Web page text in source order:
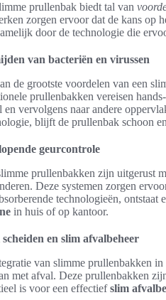
prullenbak biedt tal van
zorgen ervoor dat de kans op
door de technologie die
van bacteriën en virussen
de grootste voordelen van een
prullenbakken vereisen
en vervolgens naar andere
blijft de prullenbak schoon
geurcontrole
prullenbakken zijn uitgerust
Deze systemen zorgen
technologieën, ontstaat
in huis of op kantoor.
en slim afvalbeheer
van slimme prullenbakken
met afval. Deze prullenbakken
is voor een effectiefslim